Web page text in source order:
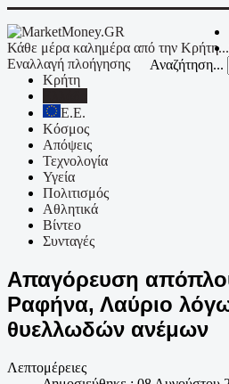
Κάθε μέρα καλημέρα από την Κρήτη...
Αναζήτηση...
Εναλλαγή πλοήγησης
Κρήτη
Ε.Ε.
Κόσμος
Απόψεις
Τεχνολογία
Υγεία
Πολιτισμός
Αθλητικά
Βίντεο
Συνταγές
Απαγόρευση
Ραφήνα, Λαύριο
θυελλωδών ανέμων
Λεπτομέρειες